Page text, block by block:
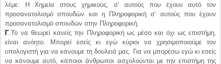
να κάνουμε αυτό, κάποιοι άνθρωποι ασχολούνται με την επιστήμη της
Πληροφορικής. Αυτή την πορεία, που είναι παγκόσμια, η Ελλάδα
αποφάσισε, κακώς, ότι δεν την θέλει. Εδώ θα επιμείνουμε, είναι η μόνη
αλλαγή που θα κάνουμε, θα επιμείνουμε σ’ αυτό, ότι όσοι δίνουν
Πληροφορική θα εξεταστούν στα εισαγωγικά στο μάθημα της
Πληροφορικής. Μόνο αυτοί. Κι έχουμε κάνει μια πολύ ισορροπημένη,
απέναντι στη Χημεία και στην Πληροφορική, ταξινόμηση και δεν την